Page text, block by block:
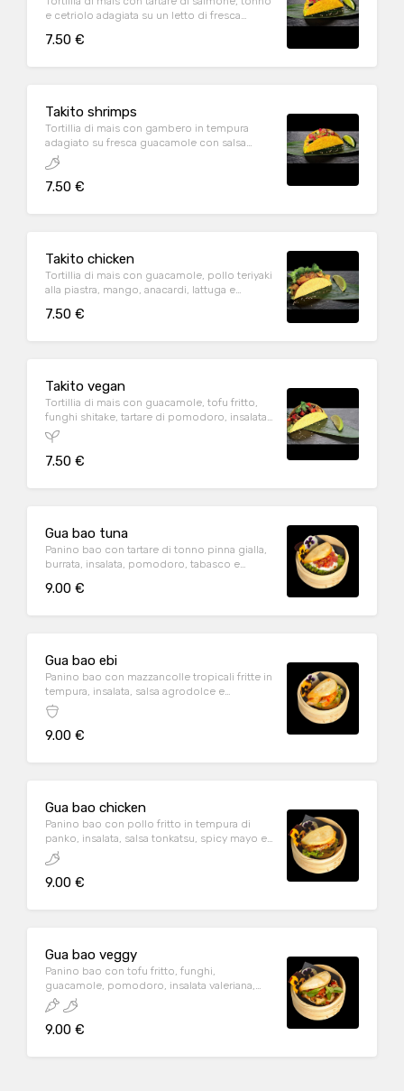
e cetriolo adagiata su un letto di fresca
7.50 €
Takito shrimps
Tortillia di mais con gambero in tempura
adagiato su fresca guacamole con salsa
teriyaki e spicy mayo
7.50 €
Takito chicken
Tortillia di mais con guacamole, pollo teriyaki
alla piastra, mango, anacardi, lattuga e
7.50 €
Takito vegan
Tortillia di mais con guacamole, tofu fritto,
funghi shitake, tartare di pomodoro, insalata
valeriana, salsa teriyaki
7.50 €
Gua bao tuna
Panino bao con tartare di tonno pinna gialla,
burrata, insalata, pomodoro, tabasco e
9.00 €
Gua bao ebi
Panino bao con mazzancolle tropicali fritte in
tempura, insalata, salsa agrodolce e
mandorle
9.00 €
Gua bao chicken
Panino bao con pollo fritto in tempura di
panko, insalata, salsa tonkatsu, spicy mayo e
sesamo bianco
9.00 €
Gua bao veggy
Panino bao con tofu fritto, funghi,
guacamole, pomodoro, insalata valeriana,
salsa teriyaki
9.00 €